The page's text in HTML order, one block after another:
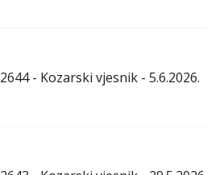
2644 - Kozarski vjesnik - 5.6.2026.